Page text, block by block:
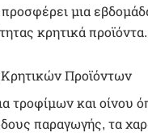
μια
κρητικά
Προϊόντων
τροφίμων και οίνου
παραγωγής, τα